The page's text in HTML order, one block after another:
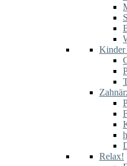
Kinder
Relax!